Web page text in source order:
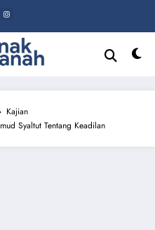
Kajian
Syaltut Tentang Keadilan